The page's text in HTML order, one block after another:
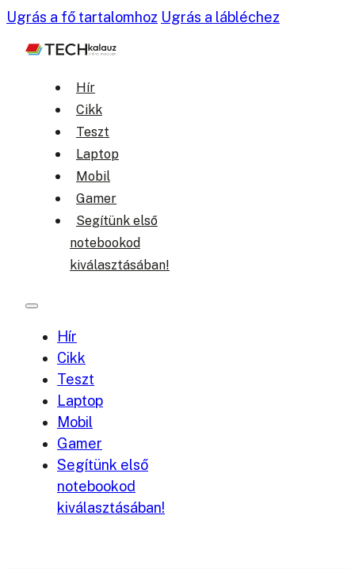
Ugrás a fő tartalomhoz Ugrás a lábléchez
Hír
Cikk
Teszt
Laptop
Mobil
Gamer
Segítünk első
notebookod
kiválasztásában!
Hír
Cikk
Teszt
Laptop
Mobil
Gamer
Segítünk első
notebookod
kiválasztásában!